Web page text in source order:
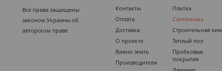
Все права защищены
законом Украины об
авторском праве
Контакты
Оплата
Доставка
О проекте
Важно знать
Производители
Плитка
Сантехника
Строительная
Теплый пол
Пробковые
покрытия